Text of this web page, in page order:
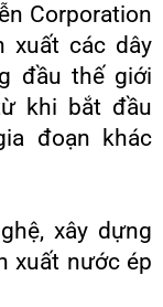
Corporation
xuất các dây
đầu thế giới
khi bắt đầu
đoạn khác
xây dựng
xuất nước ép